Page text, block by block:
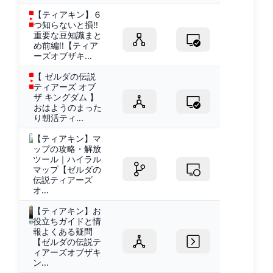
【ティアキン】６
つ知らないと損!!
重要な豆知識まと
め前編!!【ティア
ーズオブザキ...
【 ゼルダの伝説
ティアーズ オブ
ザ キングダム 】
おはようのまった
り朝活ティ...
【ティアキン】マ
ップの攻略・解放
ツール｜ハイラル
マップ【ゼルダの
伝説ティアーズ
オ...
【ティアキン】お
役立ちガイドと情
報よくある疑問
【ゼルダの伝説テ
ィアーズオブザキ
ン...